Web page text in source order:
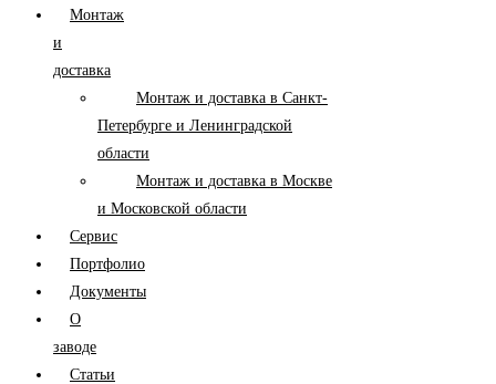
Монтаж
и
доставка
Монтаж и доставка в Санкт-
Петербурге и Ленинградской
области
Монтаж и доставка в Москве
и Московской области
Сервис
Портфолио
Документы
О
заводе
Статьи